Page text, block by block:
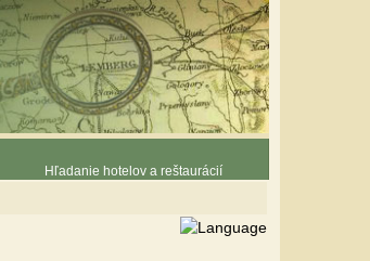
Hľadanie hotelov a reštaurácií